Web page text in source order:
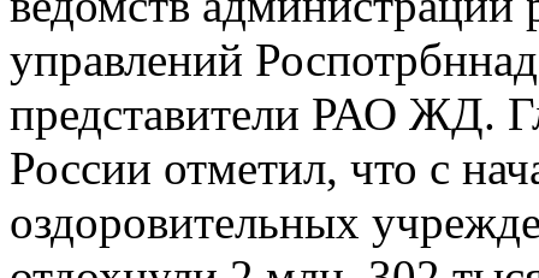
управлений
представители РАО ЖД.
России отметил, что с
оздоровительных